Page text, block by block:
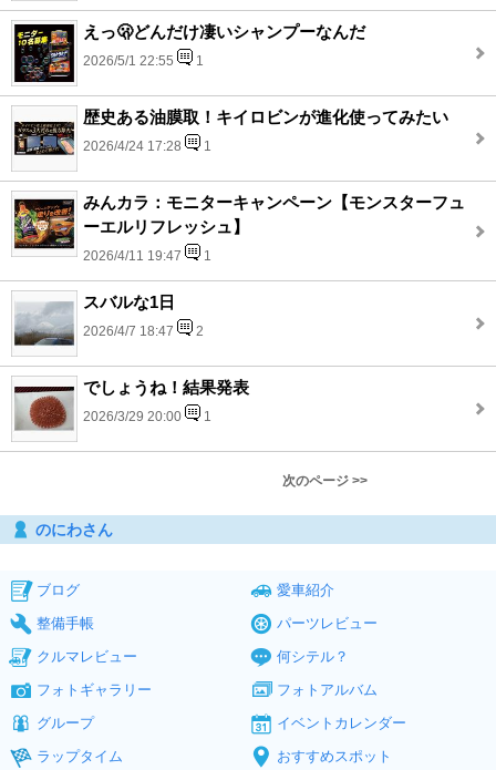
えっ🫢どんだけ凄いシャンプーなんだ
2026/5/1 22:55 1
歴史ある油膜取！キイロビンが進化使ってみたい
2026/4/24 17:28 1
みんカラ：モニターキャンペーン【モンスターフュ
ーエルリフレッシュ】
2026/4/11 19:47 1
スバルな1日
2026/4/7 18:47 2
でしょうね！結果発表
2026/3/29 20:00 1
次のページ >>
のにわさん
ブログ
愛車紹介
整備手帳
パーツレビュー
クルマレビュー
何シテル？
フォトギャラリー
フォトアルバム
グループ
イベントカレンダー
ラップタイム
おすすめスポット